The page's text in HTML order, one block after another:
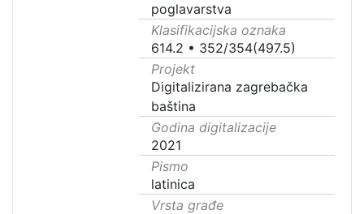
poglavarstva
Klasifikacijska oznaka
614.2 • 352/354(497.5)
Projekt
Digitalizirana zagrebačka
baština
Godina digitalizacije
2021
Pismo
latinica
Vrsta građe